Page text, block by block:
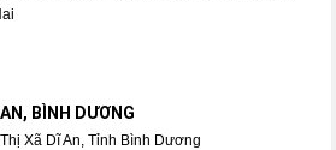
BÌNH DƯƠNG
Xã Dĩ An, Tỉnh Bình Dương